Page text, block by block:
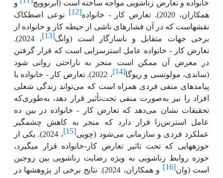
خانواده و تعارض زناشویی مواجه ساخته است (آبرنوویچ
و
همکاران، 2020). تعارض کار - خانواده
[12] نوعی اصطکاک
نقش­هاست که در آن فشارهای ناشی از حیطه کار و خانواده از
برخی جهات متقابل و ناسازگار است (وانگ[13]
، 2024).
تعارض کار - خانواده عامل استرس­زایی است که قرار گرفتن
در معرض آن ممکن است منجر به ناراحتی روانی شود
(ساندی، مولوتسی و ریوگا[14]
، 2022). تعارض کار - خانواده با
پیامدهای منفی فردی همراه است که میتواند زندگی شغلی
افراد را نیز به‌صورت منفی تحت‌تأثیر قرار دهد، به‌طوری‌که
تحقیقات نشان می‌دهد که تعارض کار - خانواده در بین ده
عامل استرس‌زا قرار دارد که منجر به کاهش چشمگیر
عملکرد فردی و سازمانی می‌شود (چویی[15]
، 2024). یکی از
حوزه­هایی که تحت تاثیر تعارض کار-خانواده قرار می­گیرد،
حوزه روابط زناشویی به ویژه رضایت زناشویی بین زوجین
است (وان[16]
و همکاران، 2024). نتایج برخی از پژوهش­ها در